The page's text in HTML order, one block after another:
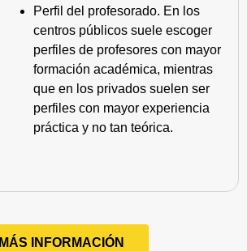
Perfil del profesorado. En los
centros públicos suele escoger
perfiles de profesores con mayor
formación académica, mientras
que en los privados suelen ser
perfiles con mayor experiencia
práctica y no tan teórica.
MÁS INFORMACIÓN